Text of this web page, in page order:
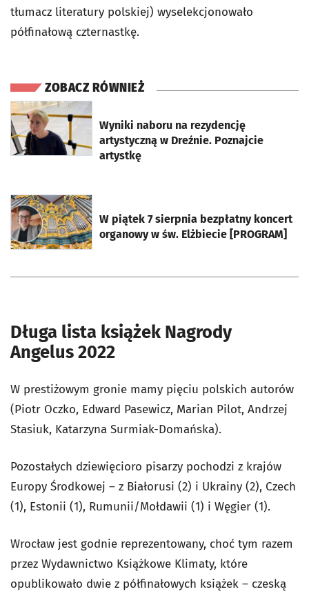
tłumacz literatury polskiej) wyselekcjonowało
półfinałową czternastkę.
ZOBACZ RÓWNIEŻ
Wyniki naboru na rezydencję
artystyczną w Dreźnie. Poznajcie
artystkę
otworzy się w nowej karcie
W piątek 7 sierpnia bezpłatny koncert
organowy w św. Elżbiecie [PROGRAM]
otworzy się w nowej karcie
Długa lista książek Nagrody
Angelus 2022
W prestiżowym gronie mamy pięciu polskich autorów
(Piotr Oczko, Edward Pasewicz, Marian Pilot, Andrzej
Stasiuk, Katarzyna Surmiak-Domańska).
Pozostałych dziewięcioro pisarzy pochodzi z krajów
Europy Środkowej – z Białorusi (2) i Ukrainy (2), Czech
(1), Estonii (1), Rumunii/Mołdawii (1) i Węgier (1).
Wrocław jest godnie reprezentowany, choć tym razem
przez Wydawnictwo Książkowe Klimaty, które
opublikowało dwie z półfinałowych książek – czeską